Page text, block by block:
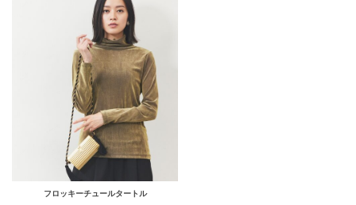
フロッキーチュールタートル